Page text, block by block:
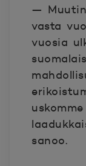
—
vasta
vuosia
sanoo.